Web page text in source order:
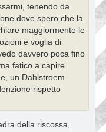
tenendo da
dove spero che la
maggiormente le
e voglia di
davvero poca fino
fatico a capire
un Dahlstroem
rispetto
della riscossa,